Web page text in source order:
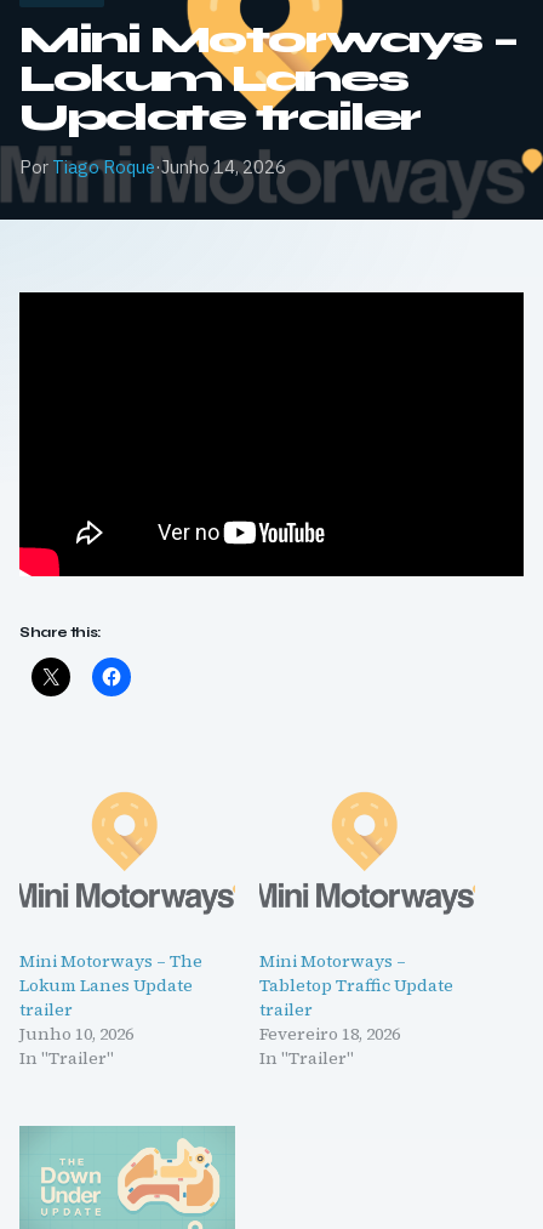
Mini Motorways –
Lokum Lanes
Update trailer
Por Tiago Roque·Junho 14, 2026
Share this:
Mini Motorways – The
Lokum Lanes Update
trailer
Junho 10, 2026
In "Trailer"
Mini Motorways –
Tabletop Traffic Update
trailer
Fevereiro 18, 2026
In "Trailer"